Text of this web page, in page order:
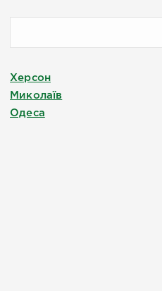
Херсон
Миколаїв
Одеса